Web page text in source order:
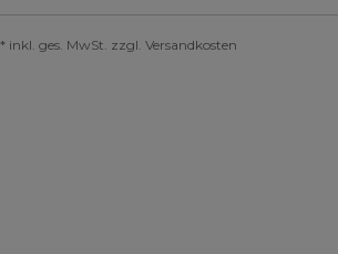
* inkl. ges. MwSt. zzgl. Versandkosten